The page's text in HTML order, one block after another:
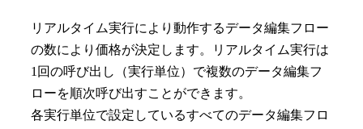
リアルタイム実行により動作するデータ編集フロー
の数により価格が決定します。リアルタイム実行は
1回の呼び出し（実行単位）で複数のデータ編集フ
ローを順次呼び出すことができます。
各実行単位で設定しているすべてのデータ編集フロ